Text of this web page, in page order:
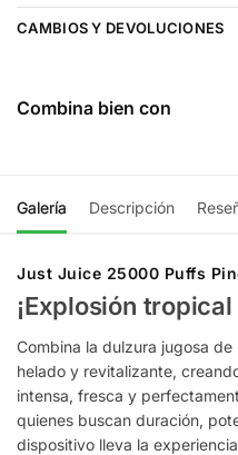
CAMBIOS Y DEVOLUCIONES
Combina bien con
Galería Descripción
Just Juice 25000 Puffs
¡Explosión
Combina la dulzura jugosa
helado y revitalizante,
intensa, fresca y
quienes buscan duración,
dispositivo lleva la